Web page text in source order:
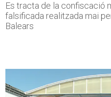
Es tracta de la confiscació
falsificada realitzada mai
Balears